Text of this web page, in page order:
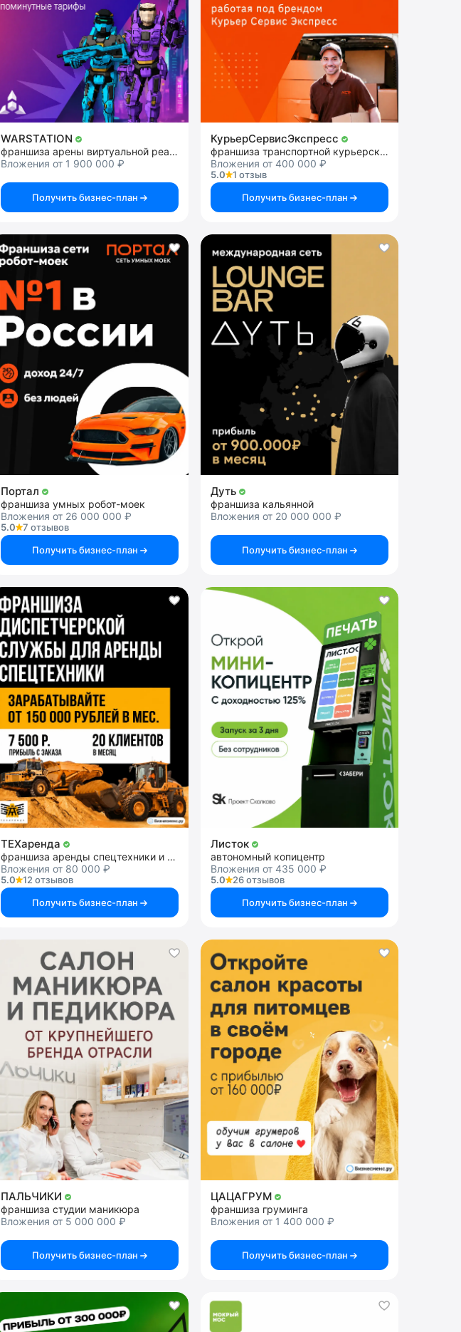
WARSTATION
франшиза арены виртуальной реальности
Вложения от 1 900 000 ₽
Получить бизнес-план
КурьерСервисЭкспресс
франшиза транспортной курьерской службы
Вложения от 400 000 ₽
5.0
1 отзыв
Получить бизнес-план
Портал
франшиза умных робот-моек
Вложения от 26 000 000 ₽
5.0
7 отзывов
Получить бизнес-план
Дуть
франшиза кальянной
Вложения от 20 000 000 ₽
Получить бизнес-план
ТЕХаренда
франшиза аренды спецтехники и строительных услуг
Вложения от 80 000 ₽
5.0
12 отзывов
Получить бизнес-план
Листок
автономный копицентр
Вложения от 435 000 ₽
5.0
26 отзывов
Получить бизнес-план
ПАЛЬЧИКИ
франшиза студии маникюра
Вложения от 5 000 000 ₽
Получить бизнес-план
ЦАЦАГРУМ
франшиза груминга
Вложения от 1 400 000 ₽
Получить бизнес-план